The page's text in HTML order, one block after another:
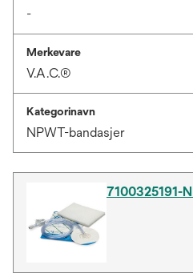
-
Merkevare
V.A.C.®
Kategorinavn
NPWT-bandasjer
7100325191-